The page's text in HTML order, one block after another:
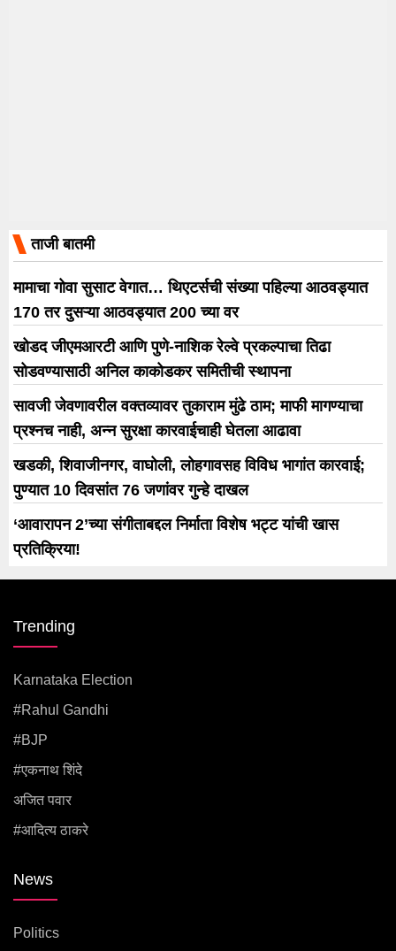
ताजी बातमी
मामाचा गोवा सुसाट वेगात… थिएटर्सची संख्या पहिल्या आठवड्यात
170 तर दुसऱ्या आठवड्यात 200 च्या वर
खोडद जीएमआरटी आणि पुणे-नाशिक रेल्वे प्रकल्पाचा तिढा
सोडवण्यासाठी अनिल काकोडकर समितीची स्थापना
सावजी जेवणावरील वक्तव्यावर तुकाराम मुंढे ठाम; माफी मागण्याचा
प्रश्नच नाही, अन्न सुरक्षा कारवाईचाही घेतला आढावा
खडकी, शिवाजीनगर, वाघोली, लोहगावसह विविध भागांत कारवाई;
पुण्यात 10 दिवसांत 76 जणांवर गुन्हे दाखल
‘आवारापन 2’च्या संगीताबद्दल निर्माता विशेष भट्ट यांची खास
प्रतिक्रिया!
Trending
Karnataka Election
#rahul Gandhi
#BJP
#एकनाथ शिंदे
अजित पवार
#आदित्य ठाकरे
News
Politics